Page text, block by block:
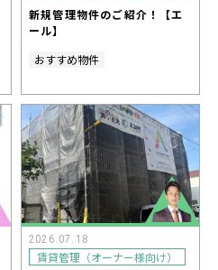
新規管理物件のご紹介！【エ
ール】
おすすめ物件
2026.07.18
賃貸管理（オーナー様向け）